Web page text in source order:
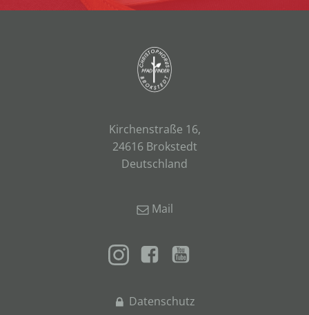
Kirchenstraße 16,
24616 Brokstedt
Deutschland
Mail
Datenschutz